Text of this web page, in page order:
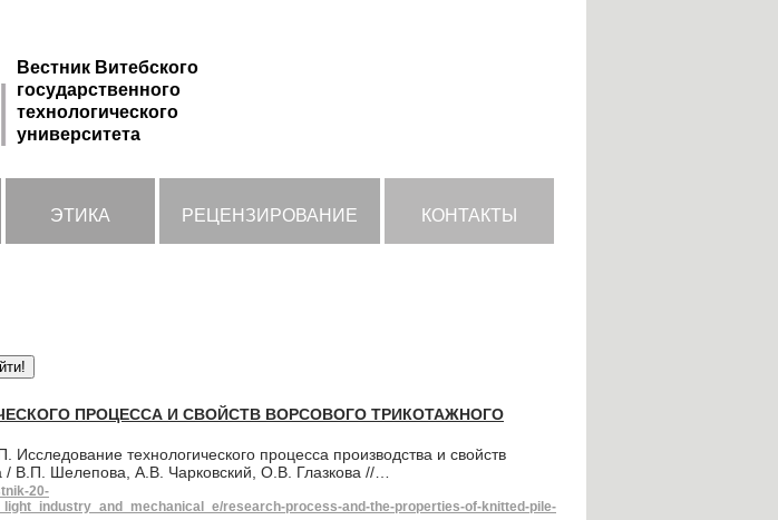
Вестник Витебского
государственного
технологического
университета
ЭТИКА РЕЦЕНЗИРОВАНИЕ КОНТАКТЫ
ПРОЦЕССА И СВОЙСТВ ВОРСОВОГО ТРИКОТАЖНОГО
технологического процесса производства и свойств
/ В.П. Шелепова, А.В. Чарковский, О.В. Глазкова //…
20-
research-process-and-the-properties-of-knitted-pile-